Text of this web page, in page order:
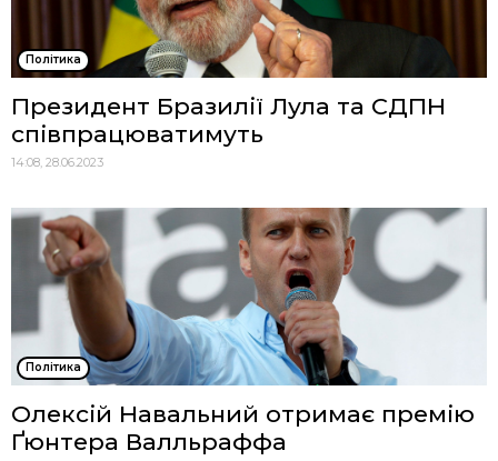
Політика
Президент Бразилії Лула та СДПН
співпрацюватимуть
14:08, 28.06.2023
Політика
Олексій Навальний отримає премію
Ґюнтера Валльраффа